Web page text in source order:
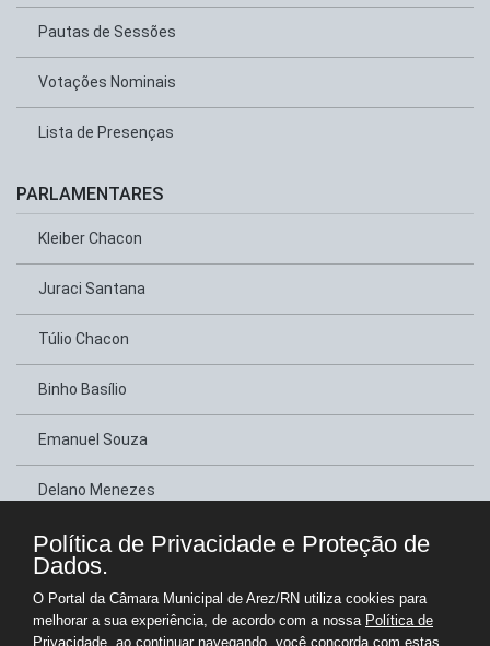
Pautas de Sessões
Votações Nominais
Lista de Presenças
PARLAMENTARES
Kleiber Chacon
Juraci Santana
Túlio Chacon
Binho Basílio
Emanuel Souza
Delano Menezes
Neném Guilherme
Jone Chacon
Eclécio Fernandes
Política de Privacidade e Proteção de
Dados.
O Portal da Câmara Municipal de Arez/RN utiliza cookies para
melhorar a sua experiência, de acordo com a nossa Política de
Privacidade , ao continuar navegando, você concorda com estas